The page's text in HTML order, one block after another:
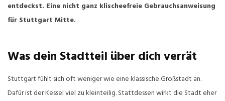
entdeckst. Eine nicht ganz klischeefreie Gebrauchsanweisung
für Stuttgart Mitte.
Was dein Stadtteil über dich verrät
Stuttgart fühlt sich oft weniger wie eine klassische Großstadt an.
Dafür ist der Kessel viel zu kleinteilig. Stattdessen wirkt die Stadt eher